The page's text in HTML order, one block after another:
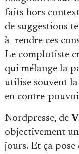
faits hors
de suggestions
à rendre ces
Le complotiste
qui mélange la
utilise souvent
en contre-
Nordpresse, de
objectivement
jours. Et ça pose